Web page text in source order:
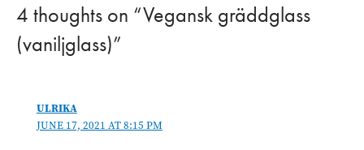
4 thoughts on “Vegansk gräddglass
(vaniljglass)”
ULRIKA
JUNE 17, 2021 AT 8:15 PM